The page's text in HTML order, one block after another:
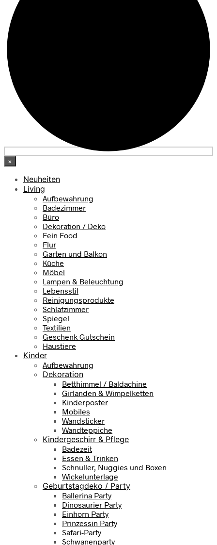
×
Neuheiten
Living
Aufbewahrung
Badezimmer
Büro
Dekoration / Deko
Fein Food
Flur
Garten und Balkon
Küche
Möbel
Lampen & Beleuchtung
Lebensstil
Reinigungsprodukte
Schlafzimmer
Spiegel
Textilien
Geschenk Gutschein
Haustiere
Kinder
Aufbewahrung
Dekoration
Betthimmel / Baldachine
Girlanden & Wimpelketten
Kinderposter
Mobiles
Wandsticker
Wandteppiche
Kindergeschirr & Pflege
Badezeit
Essen & Trinken
Schnuller, Nuggies und Boxen
Wickelunterlage
Geburtstagdeko / Party
Ballerina Party
Dinosaurier Party
Einhorn Party
Prinzessin Party
Safari-Party
Schwanenparty